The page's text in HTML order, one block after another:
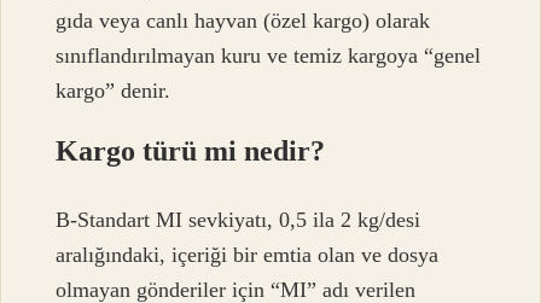
gıda veya canlı hayvan (özel kargo) olarak
sınıflandırılmayan kuru ve temiz kargoya “genel
kargo” denir.
Kargo türü mi nedir?
B-Standart MI sevkiyatı, 0,5 ila 2 kg/desi
aralığındaki, içeriği bir emtia olan ve dosya
olmayan gönderiler için “MI” adı verilen